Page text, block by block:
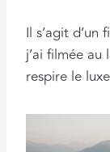
Il s’agit d’un
j’ai filmée
respire le